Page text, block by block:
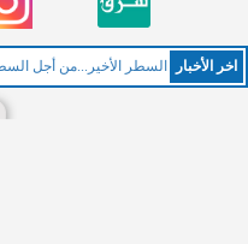
اخر اﻷخبار